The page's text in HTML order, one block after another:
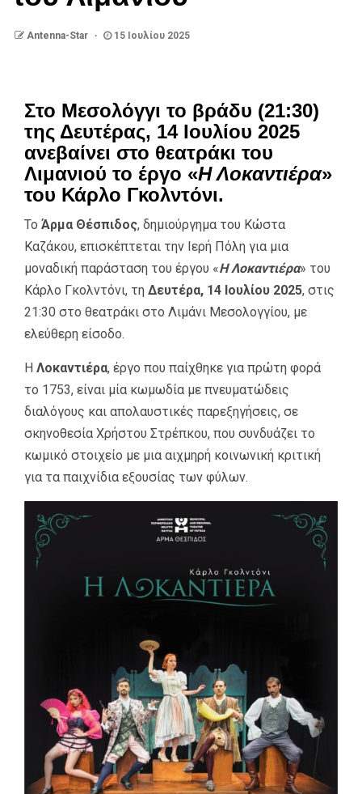
Antenna-Star 15 Ιουλίου 2025
Στο Μεσολόγγι το βράδυ (21:30)
της Δευτέρας, 14 Ιουλίου 2025
ανεβαίνει στο θεατράκι του
Λιμανιού το έργο «Η Λοκαντιέρα»
του Κάρλο Γκολντόνι.
Το Άρμα Θέσπιδος, δημιούργημα του Κώστα
Καζάκου, επισκέπτεται την Ιερή Πόλη για μια
μοναδική παράσταση του έργου «Η Λοκαντιέρα» του
Κάρλο Γκολντόνι, τη Δευτέρα, 14 Ιουλίου 2025, στις
21:30 στο θεατράκι στο Λιμάνι Μεσολογγίου, με
ελεύθερη είσοδο.
Η Λοκαντιέρα, έργο που παίχθηκε για πρώτη φορά
το 1753, είναι μία κωμωδία με πνευματώδεις
διαλόγους και απολαυστικές παρεξηγήσεις, σε
σκηνοθεσία Χρήστου Στρέπκου, που συνδυάζει το
κωμικό στοιχείο με μια αιχμηρή κοινωνική κριτική
για τα παιχνίδια εξουσίας των φύλων.